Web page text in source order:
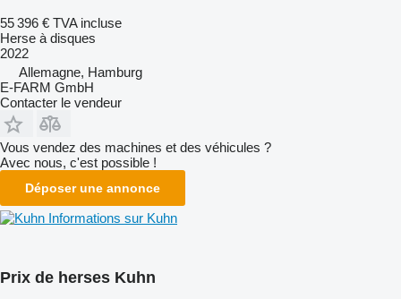
55 396 € TVA incluse
Herse à disques
2022
Allemagne, Hamburg
E-FARM GmbH
Contacter le vendeur
Vous vendez des machines et des véhicules ?
Avec nous, c'est possible !
Déposer une annonce
Informations sur Kuhn
Prix de herses Kuhn